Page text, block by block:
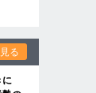
る
に